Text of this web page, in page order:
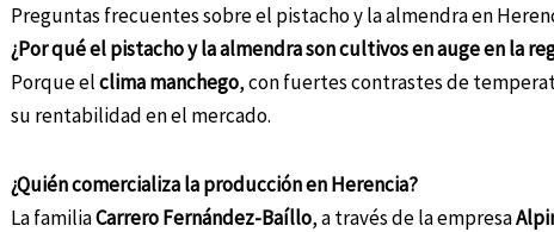
Preguntas frecuentes sobre el pistacho y la almendra en
¿Por qué el pistacho y la almendra son cultivos en auge en la
Porque elclima manchego, con fuertes contrastes de
su rentabilidad en el mercado.
¿Quién comercializa la producción en Herencia?
La familiaCarrero Fernández-Baíllo, a través de la empresa